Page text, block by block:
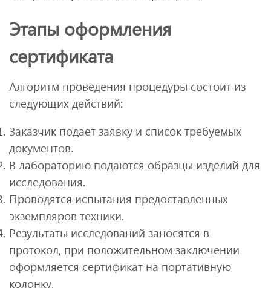
Этапы оформления
сертификата
Алгоритм проведения процедуры состоит из
следующих действий:
Заказчик подает заявку и список требуемых
документов.
В лабораторию подаются образцы изделий для
исследования.
Проводятся испытания предоставленных
экземпляров техники.
Результаты исследований заносятся в
протокол, при положительном заключении
оформляется сертификат на портативную
колонку.